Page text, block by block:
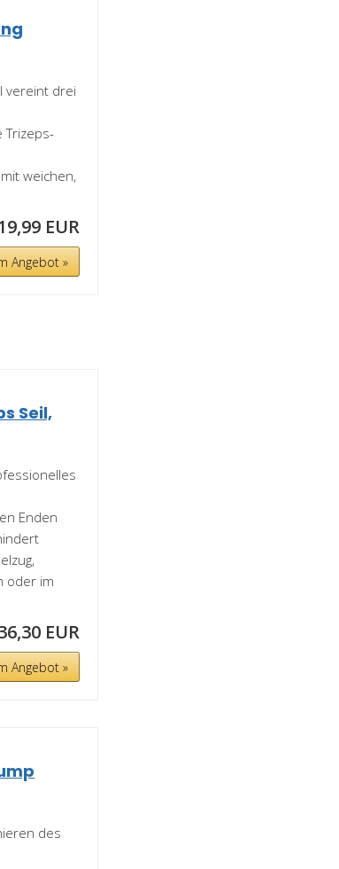
vereint drei
Trizeps-
mit weichen,
EUR
Angebot »
Seil,
Enden
oder im
EUR
Angebot »
des